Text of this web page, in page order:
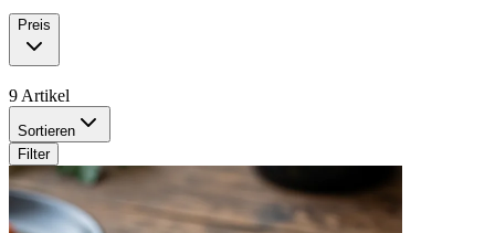
Preis
9 Artikel
Sortieren
Filter